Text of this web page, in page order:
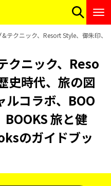
テクニック、Resort Style、御朱印、
クニック、Reso
史時代、旅の図
ルコラボ、BOO
BOOKS 旅と健
のガイドブッ